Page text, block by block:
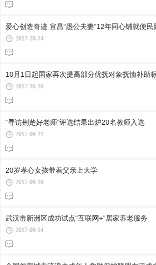
爱心创造奇迹 宜昌“愚公夫妻”12年同心铺就便民
2017-10-14
10月1日起国家再次提高部分优抚对象抚恤补助
2017-10-10
“寻访荆楚好老师”评选结果出炉20名教师入选
2017-09-21
20岁孝心女孩带着父亲上大学
2017-09-19
武汉市新洲区成功试点“互联网+”居家养老服务
2017-09-14